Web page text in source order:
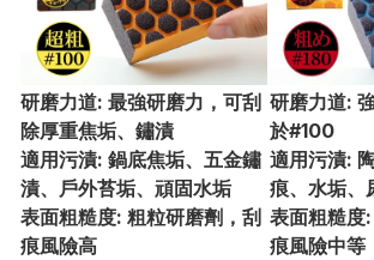
研磨力道: 最強研磨力，可刮
除厚重焦垢、鏽漬
適用污漬: 鍋底焦垢、五金鏽
漬、戶外苔垢、頑固水垢
表面粗糙度: 粗粒研磨劑，刮
痕風險高
研磨力道:
於#100
適用污漬:
痕、水垢、
表面粗糙度
痕風險中等